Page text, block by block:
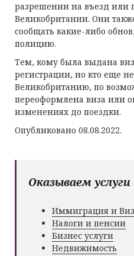
разрешении на въезд или
Великобритании. Они
сообщать какие-либо
полицию.
Тем, кому была выдана
регистрации, но кто еще
Великобританию, по
переоформлена виза или
изменениях до поездки.
Опубликовано 08.08.2022.
Оказываем услуги
Иммиграция и
Налоги и пенсии
Бизнес услуги
Недвижимость